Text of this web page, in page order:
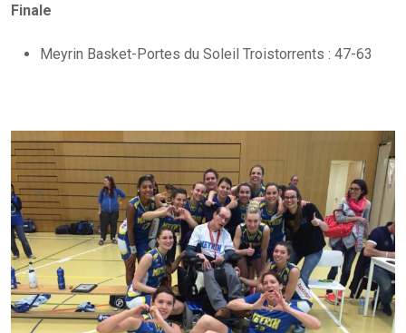
Finale
Meyrin Basket-Portes du Soleil Troistorrents : 47-63